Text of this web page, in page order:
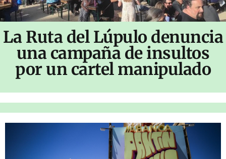
La Ruta del Lúpulo denuncia
una campaña de insultos
por un cartel manipulado